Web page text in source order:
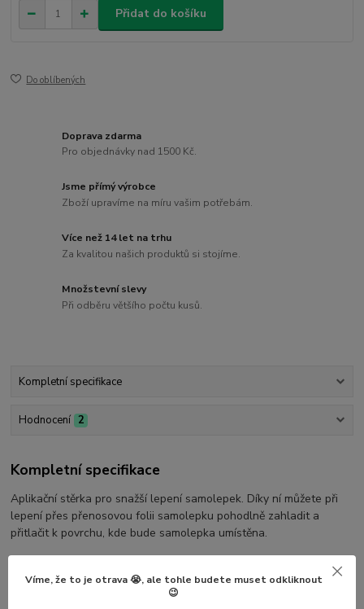
Přidat do košíku
Do oblíbených
Doprava zdarma
Pro objednávky nad 1500 Kč.
Jsme přímý výrobce
Zboží upravíme na míru vašim potřebám.
Více než 14 let na trhu
Za kvalitou našich produktů si stojíme.
Množstevní slevy
Při odběru většího počtu kusů.
Kompletní specifikace
Hodnocení 2
Kompletní specifikace
Aplikační stěrka pro snažší lepení samolepek. Díky ní můžete při
lepení přes přenosovou folii samolepku pohodlně zahladit a
přitlačit k povrchu, kde bude samolepka umístěna.
Dejte vašim nápadům volný průběh a nechte svou kreativitu
Víme, že to je otrava 😭, ale tohle budete muset odkliknout
😉